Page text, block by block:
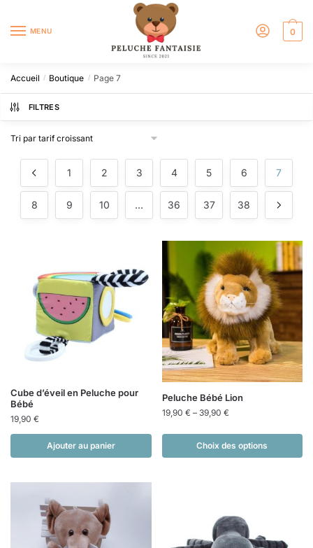
MENU 0
Accueil / Boutique / Page 7
FILTRES
1 2 3 4 5 6 7
8 9 10 … 36 37 38
Cube d’éveil en Peluche pour
Bébé
19,90 €
Ajouter au panier
Peluche Bébé Lion
19,90 € – 39,90 €
Choix des options